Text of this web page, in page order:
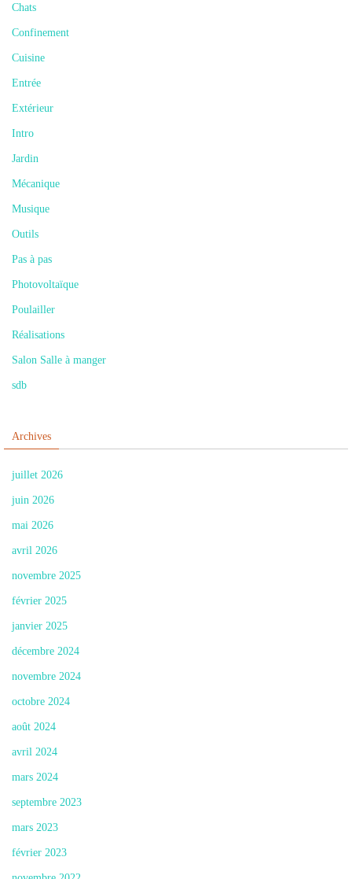
Chats
Confinement
Cuisine
Entrée
Extérieur
Intro
Jardin
Mécanique
Musique
Outils
Pas à pas
Photovoltaïque
Poulailler
Réalisations
Salon Salle à manger
sdb
Archives
juillet 2026
juin 2026
mai 2026
avril 2026
novembre 2025
février 2025
janvier 2025
décembre 2024
novembre 2024
octobre 2024
août 2024
avril 2024
mars 2024
septembre 2023
mars 2023
février 2023